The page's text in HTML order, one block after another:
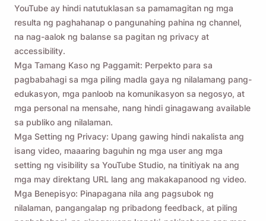
YouTube ay hindi natutuklasan sa pamamagitan ng mga
resulta ng paghahanap o pangunahing pahina ng channel,
na nag-aalok ng balanse sa pagitan ng privacy at
accessibility.
Mga Tamang Kaso ng Paggamit: Perpekto para sa
pagbabahagi sa mga piling madla gaya ng nilalamang pang-
edukasyon, mga panloob na komunikasyon sa negosyo, at
mga personal na mensahe, nang hindi ginagawang available
sa publiko ang nilalaman.
Mga Setting ng Privacy: Upang gawing hindi nakalista ang
isang video, maaaring baguhin ng mga user ang mga
setting ng visibility sa YouTube Studio, na tinitiyak na ang
mga may direktang URL lang ang makakapanood ng video.
Mga Benepisyo: Pinapagana nila ang pagsubok ng
nilalaman, pangangalap ng pribadong feedback, at piling